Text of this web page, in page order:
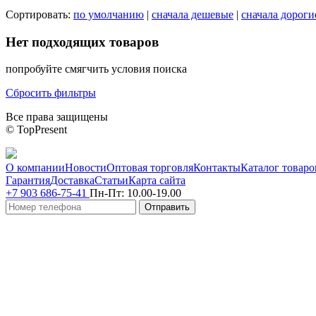
Сортировать: по умолчанию | сначала дешевые | сначала
Нет подходящих товаров
попробуйте смягчить условия поиска
Сбросить фильтры
Все права защищены
© TopPresent
О компанииНовостиОптовая торговляКонтактыКаталог
ГарантияДоставкаСтатьиКарта сайта
+7 903 686-75-41 Пн-Пт: 10.00-19.00